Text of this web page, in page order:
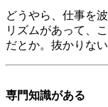
どうやら、仕事を
リズムがあって、
だとか。抜かりない
専門知識がある